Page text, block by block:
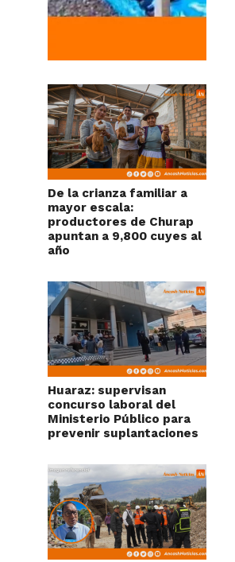
De la crianza familiar a
mayor escala:
productores de Churap
apuntan a 9,800 cuyes al
año
Huaraz: supervisan
concurso laboral del
Ministerio Público para
prevenir suplantaciones